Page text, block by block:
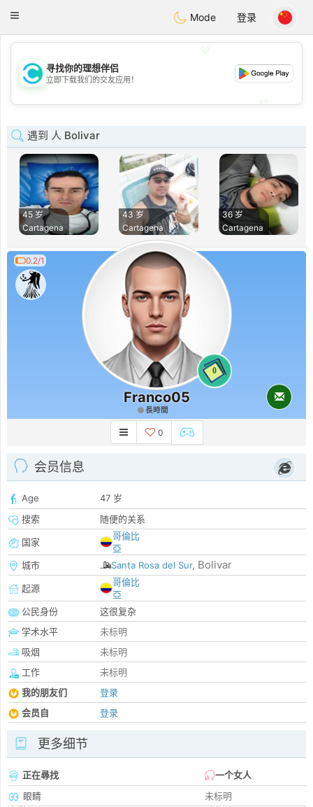
Citas
Toggle
Mode 登录
💖
💕
寻找你的理想伴侣
立即下载我们的交友应用！
遇到 人 Bolivar
45 岁
Cartagena
43 岁
Cartagena
36 岁
Cartagena
0.2/1
0
Franco05
長時間
0
会员信息
Age
47 岁
搜索
随便的关系
国家
哥倫比
亞
城市
Santa Rosa del Sur, Bolivar
起源
哥倫比
亞
公民身份
这很复杂
学术水平
未标明
吸烟
未标明
工作
未标明
我的朋友们
登录
会员自
登录
更多细节
正在尋找
一个女人
眼睛
未标明